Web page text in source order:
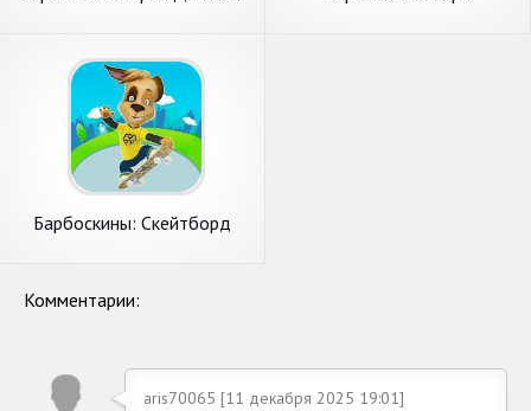
Барбоскины: Скейтборд
Комментарии:
aris70065 [11 декабря 2025 19:01]